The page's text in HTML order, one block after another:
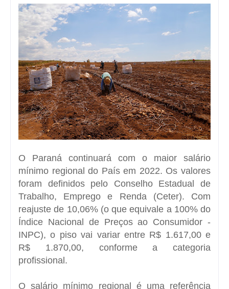
O Paraná continuará com o maior salário
mínimo regional do País em 2022. Os valores
foram definidos pelo Conselho Estadual de
Trabalho, Emprego e Renda (Ceter). Com
reajuste de 10,06% (o que equivale a 100% do
Índice Nacional de Preços ao Consumidor -
INPC), o piso vai variar entre R$ 1.617,00 e
R$ 1.870,00, conforme a categoria
profissional.
O salário mínimo regional é uma referência